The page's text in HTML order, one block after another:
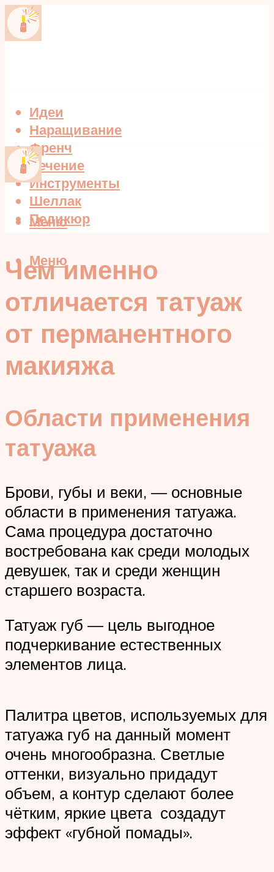
Идеи
Наращивание
Френч
Лечение
Инструменты
Шеллак
Педикюр
Меню
Меню
Чем именно
отличается татуаж
от перманентного
макияжа
Области применения
татуажа
Брови, губы и веки, — основные
области в применения татуажа.
Сама процедура достаточно
востребована как среди молодых
девушек, так и среди женщин
старшего возраста.
Татуаж губ — цель выгодное
подчеркивание естественных
элементов лица.
Палитра цветов, используемых для
татуажа губ на данный момент
очень многообразна. Светлые
оттенки, визуально придадут
объем, а контур сделают более
чётким, яркие цвета создадут
эффект «губной помады».